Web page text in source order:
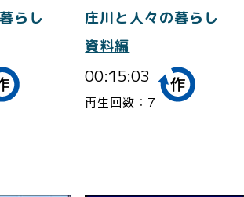
らし
庄川と人々の暮らし
資料編
00:15:03
再生回数：7